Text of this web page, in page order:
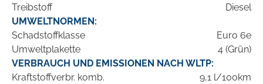
Treibstoff
Diesel
UMWELTNORMEN:
Schadstoffklasse
Euro 6e
Umweltplakette
4 (Grün)
VERBRAUCH UND EMISSIONEN NACH WLTP:
Kraftstoffverbr. komb.
9,1 l/100km